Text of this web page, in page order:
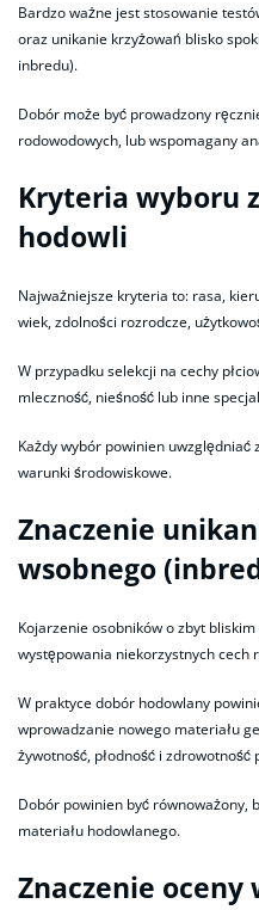
Bardzo ważne jest stosowanie
oraz unikanie krzyżowań blisko
inbredu).
Dobór może być prowadzony
rodowodowych, lub wspomagany
Kryteria wyboru
hodowli
Najważniejsze kryteria to: rasa,
wiek, zdolności rozrodcze,
W przypadku selekcji na cechy
mleczność, nieśność lub inne
Każdy wybór powinien uwzględniać
warunki środowiskowe.
Znaczenie
wsobnego
Kojarzenie osobników o zbyt
występowania niekorzystnych cech
W praktyce dobór hodowlany
wprowadzanie nowego materiału
żywotność, płodność i zdrowotność
Dobór powinien być równoważony,
materiału hodowlanego.
Znaczenie oceny